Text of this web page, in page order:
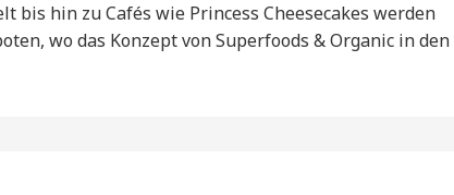
bis hin zu Cafés wie Princess Cheesecakes werden
wo das Konzept von Superfoods & Organic in den